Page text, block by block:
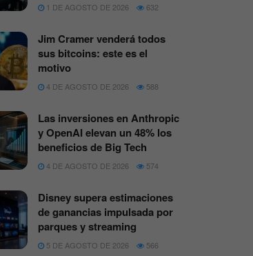
1 DE AGOSTO DE 2026 632
Jim Cramer venderá todos
sus bitcoins: este es el
motivo
4 DE AGOSTO DE 2026 588
Las inversiones en Anthropic
y OpenAI elevan un 48% los
beneficios de Big Tech
4 DE AGOSTO DE 2026 574
Disney supera estimaciones
de ganancias impulsada por
parques y streaming
5 DE AGOSTO DE 2026 566